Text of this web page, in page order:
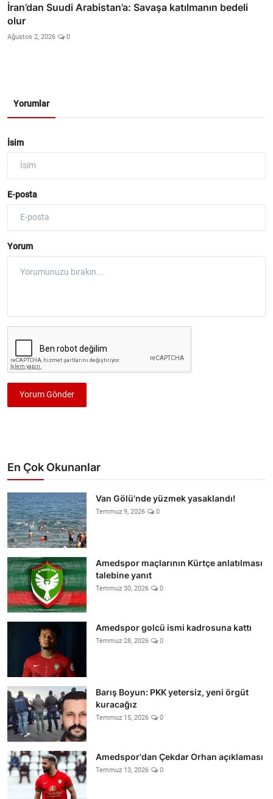
İran’dan Suudi Arabistan’a: Savaşa katılmanın bedeli
olur
Ağustos 2, 2026 0
Yorumlar
İsim
E-posta
Yorum
Yorum Gönder
En Çok Okunanlar
Van Gölü'nde yüzmek yasaklandı!
Temmuz 9, 2026 0
Amedspor maçlarının Kürtçe anlatılması
talebine yanıt
Temmuz 30, 2026 0
Amedspor golcü ismi kadrosuna kattı
Temmuz 28, 2026 0
Barış Boyun: PKK yetersiz, yeni örgüt
kuracağız
Temmuz 15, 2026 0
Amedspor'dan Çekdar Orhan açıklaması
Temmuz 13, 2026 0